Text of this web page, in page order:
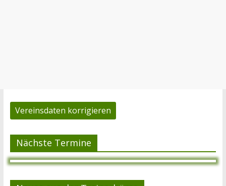
Vereinsdaten korrigieren
Nächste Termine